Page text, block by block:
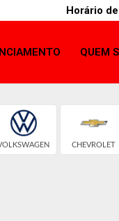
Horário
QUEM
CHEVROLET